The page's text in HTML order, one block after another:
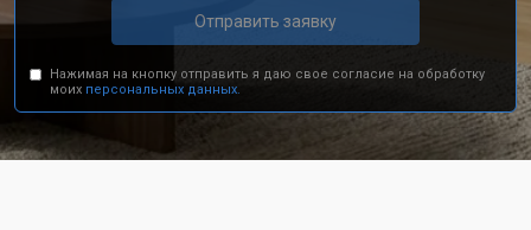
Отправить заявку
Нажимая на кнопку отправить я даю свое согласие на обработку
моих персональных данных.